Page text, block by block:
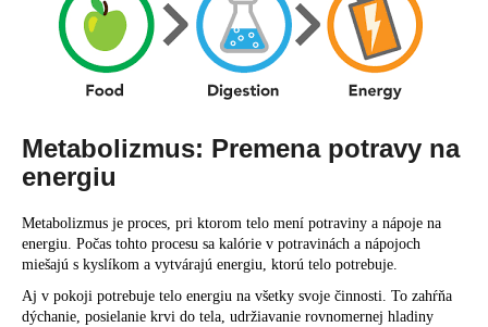
Metabolizmus: Premena potravy na
energiu
Metabolizmus je proces, pri ktorom telo mení potraviny a nápoje na
energiu. Počas tohto procesu sa kalórie v potravinách a nápojoch
miešajú s kyslíkom a vytvárajú energiu, ktorú telo potrebuje.
Aj v pokoji potrebuje telo energiu na všetky svoje činnosti. To zahŕňa
dýchanie, posielanie krvi do tela, udržiavanie rovnomernej hladiny